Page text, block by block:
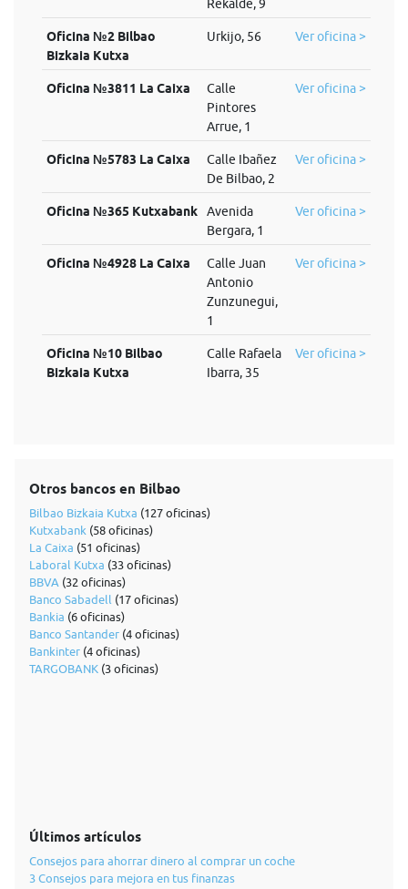
Rekalde, 9
Oficina №2 Bilbao
Bizkaia Kutxa
Urkijo, 56 Ver oficina >
Oficina №3811 La Caixa
Calle
Pintores
Arrue, 1
Ver oficina >
Oficina №5783 La Caixa
Calle Ibañez
De Bilbao, 2
Ver oficina >
Oficina №365 Kutxabank
Avenida
Bergara, 1
Ver oficina >
Oficina №4928 La Caixa
Calle Juan
Antonio
Zunzunegui,
1
Ver oficina >
Oficina №10 Bilbao
Bizkaia Kutxa
Calle Rafaela
Ibarra, 35
Ver oficina >
Otros bancos en Bilbao
Bilbao Bizkaia Kutxa (127 oficinas)
Kutxabank (58 oficinas)
La Caixa (51 oficinas)
Laboral Kutxa (33 oficinas)
BBVA (32 oficinas)
Banco Sabadell (17 oficinas)
Bankia (6 oficinas)
Banco Santander (4 oficinas)
Bankinter (4 oficinas)
TARGOBANK (3 oficinas)
Últimos artículos
Consejos para ahorrar dinero al comprar un coche
3 Consejos para mejora en tus finanzas